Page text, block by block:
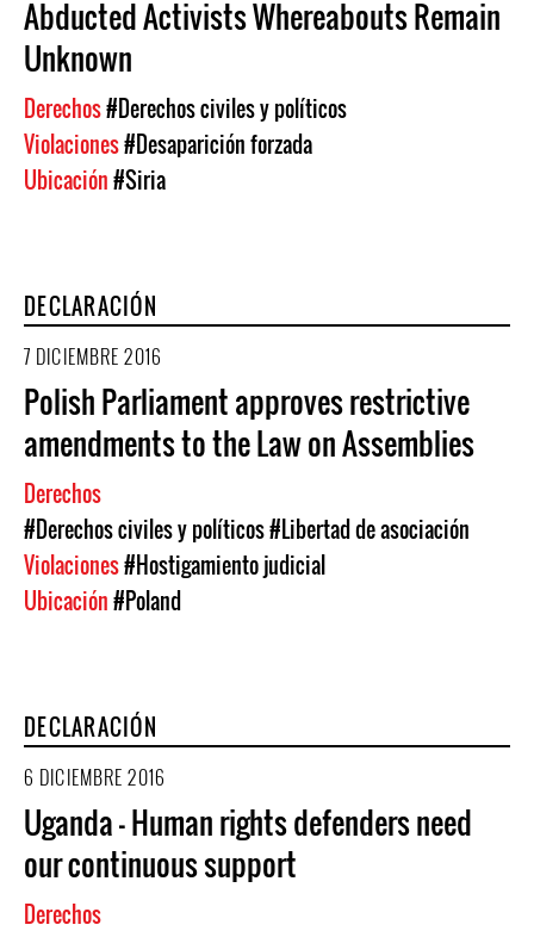
Abducted Activists Whereabouts Remain
Unknown
Derechos#Derechos civiles y políticos
Violaciones#Desaparición forzada
Ubicación#Siria
DECLARACIÓN
7 DICIEMBRE 2016
Polish Parliament approves restrictive
amendments to the Law on Assemblies
Derechos
#Derechos civiles y políticos#Libertad de asociación
Violaciones#Hostigamiento judicial
Ubicación#Poland
DECLARACIÓN
6 DICIEMBRE 2016
Uganda - Human rights defenders need
our continuous support
Derechos